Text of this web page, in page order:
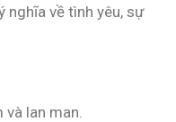
nghĩa về tình yêu, sự
lan man.